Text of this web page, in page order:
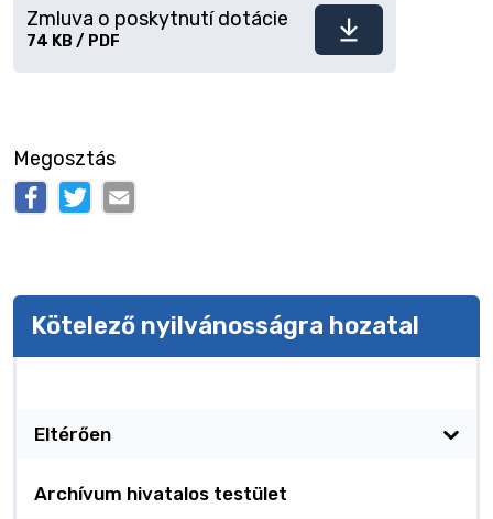
Fájl
Zmluva o poskytnutí dotácie
74 KB / PDF
Megosztás
Kötelező nyilvánosságra hozatal
Eltérően
Archívum hivatalos testület